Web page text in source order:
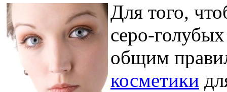
Для того,
серо-голубых
общим
косметики